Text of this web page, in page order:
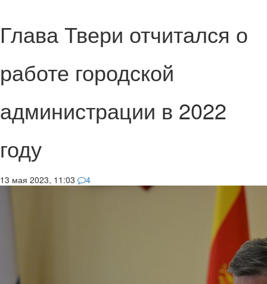
Глава Твери отчитался о
работе городской
администрации в 2022
году
13 мая 2023, 11:03 4